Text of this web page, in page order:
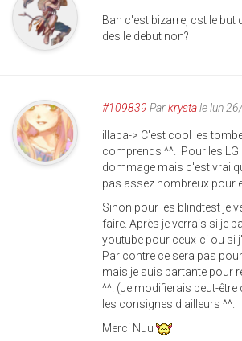
Bah c'est bizarre, cst le but
des le debut non?
#109839 Parkrystale lun
illapa-> C'est cool les
comprends ^^. Pour les LG
dommage mais c'est vrai
pas assez nombreux pour
Sinon pour les blindtest je
faire. Après je verrais si je
youtube pour ceux-ci ou si
Par contre ce sera pas
mais je suis partante pour
^^. (Je modifierais peut-
les consignes d'ailleurs ^^.
Merci Nuu